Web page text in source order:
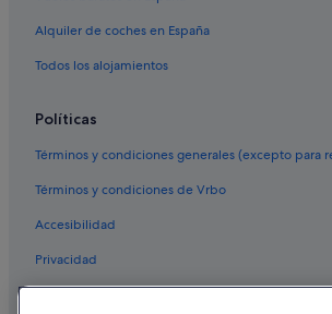
Alquiler de coches en España
Todos los alojamientos
Políticas
Términos y condiciones generales (excepto para
Términos y condiciones de Vrbo
Accesibilidad
Privacidad